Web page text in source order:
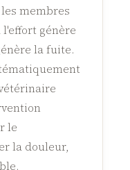
membres
génère
la fuite.
le
la douleur,